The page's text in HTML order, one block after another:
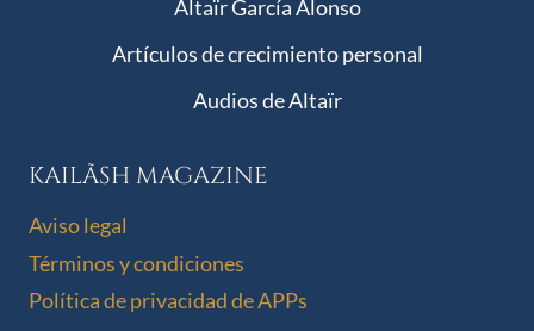
Altaïr García Alonso
Artículos de crecimiento personal
Audios de Altaïr
KAILÃSH MAGAZINE
Aviso legal
Términos y condiciones
Política de privacidad de APPs